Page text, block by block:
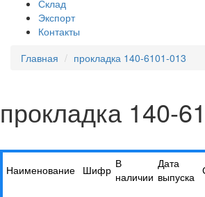
Склад
Экспорт
Контакты
Главная
прокладка 140-6101-013
прокладка 140-
Наименование Шифр В
наличии
Дата
выпуска